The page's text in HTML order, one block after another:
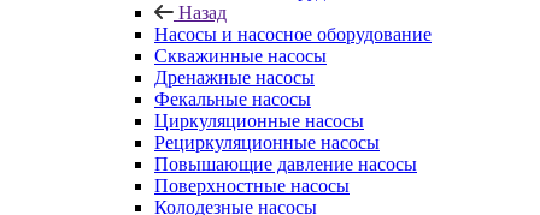
Назад
Насосы и насосное оборудование
Скважинные насосы
Дренажные насосы
Фекальные насосы
Циркуляционные насосы
Рециркуляционные насосы
Повышающие давление насосы
Поверхностные насосы
Колодезные насосы